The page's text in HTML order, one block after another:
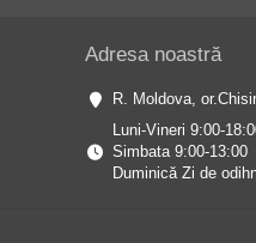
Adresa noastră
R. Moldova,
Luni-Vineri 9:00-
Simbata 9:00-13:00
Duminică Zi de